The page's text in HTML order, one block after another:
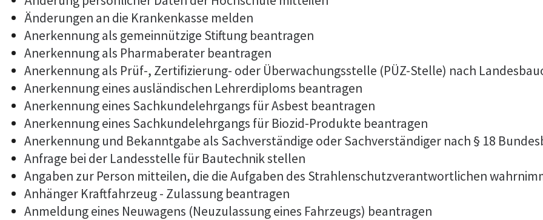
Änderungen an die Krankenkasse melden
Anerkennung als gemeinnützige Stiftung beantragen
Anerkennung als Pharmaberater beantragen
Anerkennung als Prüf-, Zertifizierung- oder Überwachungsstelle (PÜZ-Stelle) nach
Anerkennung eines ausländischen Lehrerdiploms beantragen
Anerkennung eines Sachkundelehrgangs für Asbest beantragen
Anerkennung eines Sachkundelehrgangs für Biozid-Produkte beantragen
Anerkennung und Bekanntgabe als Sachverständige oder Sachverständiger nach § 18
Anfrage bei der Landesstelle für Bautechnik stellen
Angaben zur Person mitteilen, die die Aufgaben des Strahlenschutzverantwortlichen
Anhänger Kraftfahrzeug - Zulassung beantragen
Anmeldung eines Neuwagens (Neuzulassung eines Fahrzeugs) beantragen